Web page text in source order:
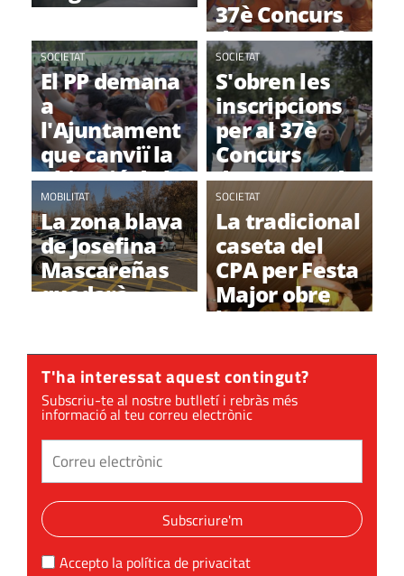
estrena tres
nous espais
37è Concurs
d'Arrossos de
Festa Major
SOCIETAT
El PP demana
a
l'Ajuntament
que canviï la
ubicació de la
Festa Major
Alternativa
SOCIETAT
S'obren les
inscripcions
per al 37è
Concurs
d'Arrossos de
Festa Major
MOBILITAT
La zona blava
de Josefina
Mascareñas
quedarà
Major
SOCIETAT
La tradicional
caseta del
CPA per Festa
Major obre
les seves
nou espai
T'ha interessat aquest contingut?
Subscriu-te al nostre butlletí i rebràs més
informació al teu correu electrònic
Subscriure'm
Accepto la política de privacitat